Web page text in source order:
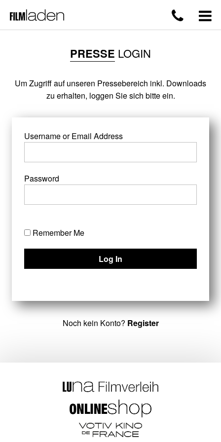
PRESSE LOGIN
Um Zugriff auf unseren Pressebereich inkl. Downloads
zu erhalten, loggen Sie sich bitte ein.
Username or Email Address
Password
Remember Me
Noch kein Konto? Register